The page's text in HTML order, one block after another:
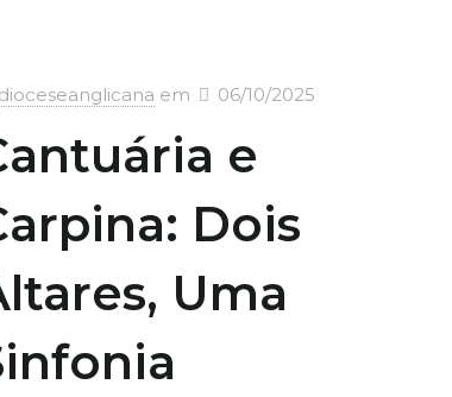
dioceseanglicana em 06/10/2025
e
Dois
Uma